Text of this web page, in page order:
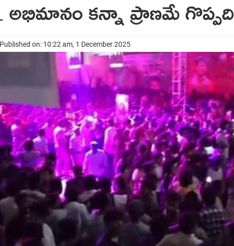
కన్నా ప్రాణమే గొప్పది
Published on: 10:22 am, 1 December 2025